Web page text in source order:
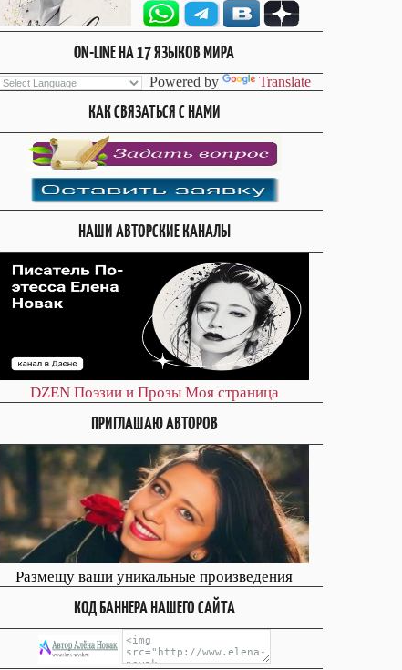
ON-LINE НА 17 ЯЗЫКОВ МИРА
Powered by Translate
КАК СВЯЗАТЬСЯ С НАМИ
НАШИ АВТОРСКИЕ КАНАЛЫ
DZEN Поэзии и Прозы Моя страница
ПРИГЛАШАЮ АВТОРОВ
Размещу ваши уникальные произведения
КОД БАННЕРА НАШЕГО САЙТА